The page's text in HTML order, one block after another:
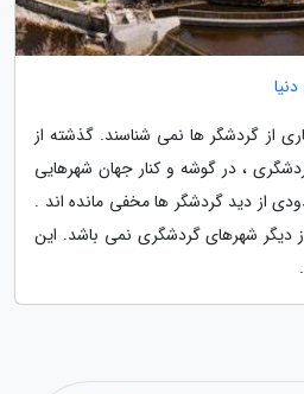
از گردشگر ها نمی شناسند. گذشته از
، در گوشه و کنار جهان شهرهایی
از دید گردشگر ها مخفی مانده اند .
دیگر شهرهای گردشگری نمی باشد. این